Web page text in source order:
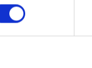
Uhr bis 16:00 Uhr.